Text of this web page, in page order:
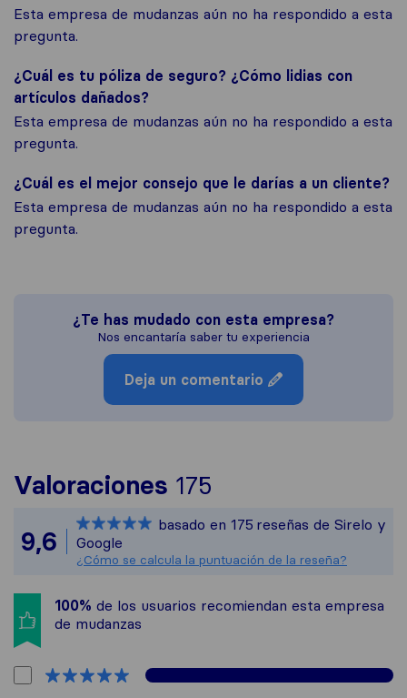
Esta empresa de mudanzas aún no ha respondido a esta
pregunta.
¿Cuál es tu póliza de seguro? ¿Cómo lidias con
artículos dañados?
Esta empresa de mudanzas aún no ha respondido a esta
pregunta.
¿Cuál es el mejor consejo que le darías a un cliente?
Esta empresa de mudanzas aún no ha respondido a esta
pregunta.
¿Te has mudado con esta empresa?
Nos encantaría saber tu experiencia
Deja un comentario
Valoraciones 175
Todas las
9,6
basado en 175 reseñas de Sirelo y
Google
¿Cómo se calcula la puntuación de la reseña?
100% de los usuarios recomiendan esta empresa
de mudanzas